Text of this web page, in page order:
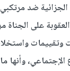
الجزائية ضد
على الجناة
الإجتماعي،